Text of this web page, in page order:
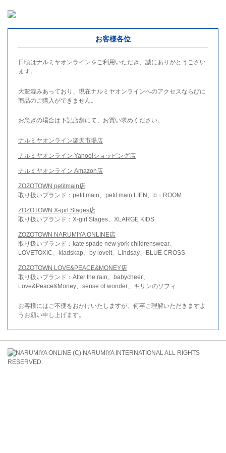
お客様各位
日頃はナルミヤオンラインをご利用いただき、誠にありがとうござい
ます。
大変混みあっており、現在ナルミヤオンラインへのアクセスならびに
商品のご購入ができません。
お急ぎの場合は下記店舗にて、お買い求めください。
ナルミヤオンライン楽天市場店
ナルミヤオンライン Yahoo!ショッピング店
ナルミヤオンライン Amazon店
ZOZOTOWN petitmain店
取り扱いブランド：petit main、petit main LIEN、b・ROOM
ZOZOTOWN X-girl Stages店
取り扱いブランド：X-girl Stages、XLARGE KIDS
ZOZOTOWN NARUMIYA ONLINE店
取り扱いブランド：kate spade new york childrenswear、
LOVETOXIC、kladskap、by loveit、Lindsay、BLUE CROSS
ZOZOTOWN LOVE&PEACE&MONEY店
取り扱いブランド：After the rain、babycheer、
Love&Peace&Money、sense of wonder、キリンのソフィ
お客様にはご不便をおかけいたしますが、何卒ご理解いただきますよ
うお願い申し上げます。